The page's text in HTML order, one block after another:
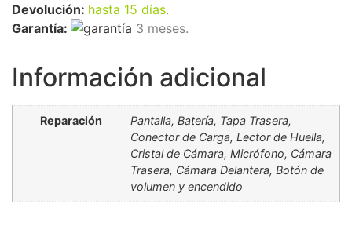
Devolución: hasta 15 días.
Garantía:
3 meses.
Información adicional
Reparación
Pantalla, Batería, Tapa Trasera,
Conector de Carga, Lector de Huella,
Cristal de Cámara, Micrófono, Cámara
Trasera, Cámara Delantera, Botón de
volumen y encendido